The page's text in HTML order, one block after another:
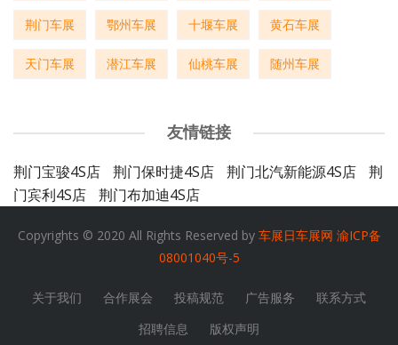
荆门车展 鄂州车展 十堰车展 黄石车展
天门车展 潜江车展 仙桃车展 随州车展
友情链接
荆门宝骏4S店 荆门保时捷4S店 荆门北汽新能源4S店
荆
门宾利4S店
荆门布加迪4S店
Copyrights © 2020 All Rights Reserved by 车展日车展网 渝ICP备
08001040号-5
关于我们 合作展会 投稿规范 广告服务
联系方式
招聘信息
版权声明